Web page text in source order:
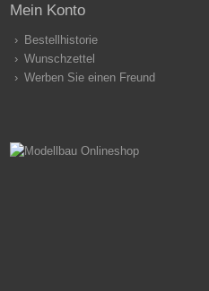
Mein Konto
Bestellhistorie
Wunschzettel
Werben Sie einen Freund